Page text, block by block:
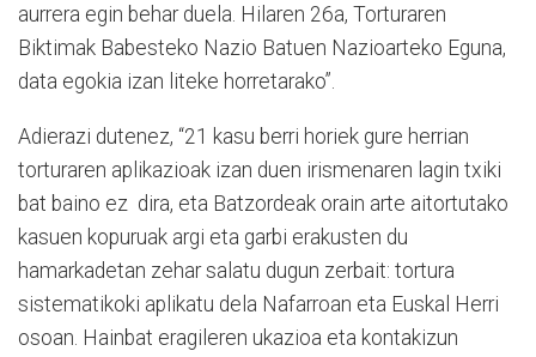
aurrera egin behar duela. Hilaren 26a, Torturaren
Biktimak Babesteko Nazio Batuen Nazioarteko Eguna,
data egokia izan liteke horretarako”.
Adierazi dutenez, “21 kasu berri horiek gure herrian
torturaren aplikazioak izan duen irismenaren lagin txiki
bat baino ez dira, eta Batzordeak orain arte aitortutako
kasuen kopuruak argi eta garbi erakusten du
hamarkadetan zehar salatu dugun zerbait: tortura
sistematikoki aplikatu dela Nafarroan eta Euskal Herri
osoan. Hainbat eragileren ukazioa eta kontakizun